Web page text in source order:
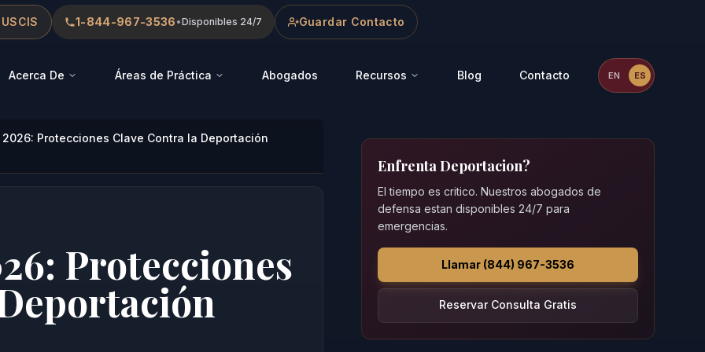
1-844-967-3536 •Disponibles 24/7 Guardar Contacto
Acerca De Áreas de Práctica Abogados Recursos Blog Contacto ES
EN
2026: Protecciones Clave Contra la Deportación
Protecciones
Enfrenta Deportacion?
El tiempo es critico. Nuestros abogados de
defensa estan disponibles 24/7 para
emergencias.
Llamar (844) 967-3536
Reservar Consulta Gratis